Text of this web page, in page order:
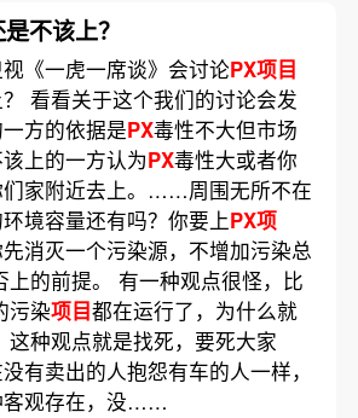
不该上？
《一虎一席谈》会讨论PX项目
看看关于这个我们的讨论会发
方的依据是PX毒性不大但市场
上的一方认为PX毒性大或者你
们家附近去上。……周围无所不在
境容量还有吗？你要上PX项
消灭一个污染源，不增加污染总
上的前提。 有一种观点很怪，比
污染项目都在运行了，为什么就
这种观点就是找死，要死大家
有卖出的人抱怨有车的人一样，
客观存在，没……